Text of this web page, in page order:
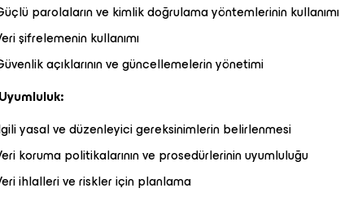
parolaların ve kimlik doğrulama yöntemlerinin kullanımı
şifrelemenin kullanımı
açıklarının ve güncellemelerin yönetimi
yasal ve düzenleyici gereksinimlerin belirlenmesi
koruma politikalarının ve prosedürlerinin uyumluluğu
ihlalleri ve riskler için planlama